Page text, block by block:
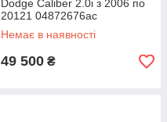
Dodge Caliber 2.0i з 2006 по
20121 04872676ac
04872676af
Немає в наявності
49 500 ₴